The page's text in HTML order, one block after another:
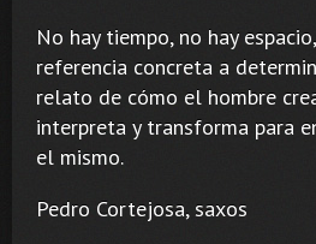
No hay tiempo, no hay
referencia concreta a
relato de cómo el hombre
interpreta y transforma para
el mismo.
Pedro Cortejosa, saxos